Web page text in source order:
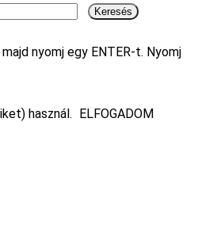
nyomj egy ENTER-t. Nyomj
használ. ELFOGADOM